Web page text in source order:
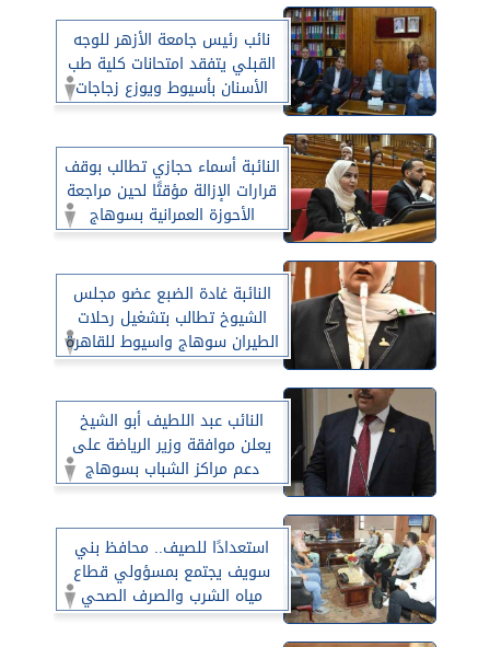
نائب رئيس جامعة الأزهر للوجه
القبلي يتفقد امتحانات كلية طب
الأسنان بأسيوط ويوزع زجاجات
المياه والبسكويت على الطلاب
النائبة أسماء حجازي تطالب بوقف
قرارات الإزالة مؤقتًا لحين مراجعة
الأحوزة العمرانية بسوهاج
النائبة غادة الضبع عضو مجلس
الشيوخ تطالب بتشغيل رحلات
الطيران سوهاج واسيوط للقاهرة
والعكس.
النائب عبد اللطيف أبو الشيخ
يعلن موافقة وزير الرياضة على
دعم مراكز الشباب بسوهاج
استعدادًا للصيف.. محافظ بني
سويف يجتمع بمسؤولي قطاع
مياه الشرب والصرف الصحي
لاستعراض حلول النقاط الساخنة